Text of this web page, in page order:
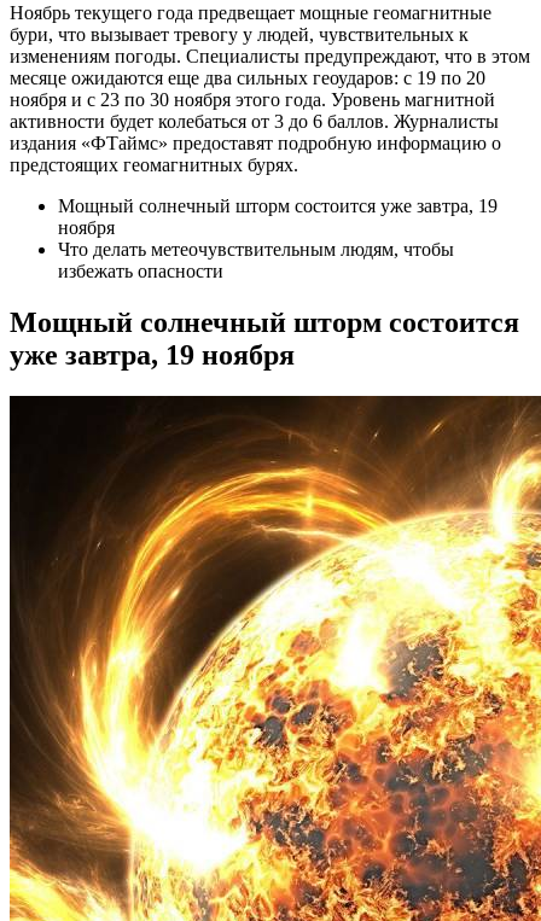
Ноябрь текущего года предвещает мощные геомагнитные
бури, что вызывает тревогу у людей, чувствительных к
изменениям погоды. Специалисты предупреждают, что в этом
месяце ожидаются еще два сильных геоударов: с 19 по 20
ноября и с 23 по 30 ноября этого года. Уровень магнитной
активности будет колебаться от 3 до 6 баллов. Журналисты
издания «ФТаймс» предоставят подробную информацию о
предстоящих геомагнитных бурях.
Мощный солнечный шторм состоится уже завтра, 19
ноября
Что делать метеочувствительным людям, чтобы
избежать опасности
Мощный солнечный шторм состоится
уже завтра, 19 ноября